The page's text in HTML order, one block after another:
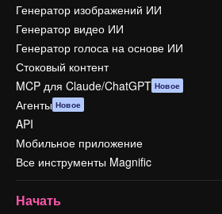
Генератор изображений ИИ
Генератор видео ИИ
Генератор голоса на основе ИИ
Стоковый контент
MCP для Claude/ChatGPT Новое
Агенты Новое
API
Мобильное приложение
Все инструменты Magnific
Начать